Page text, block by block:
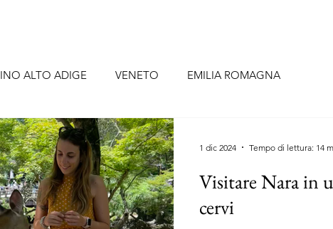
ALTO ADIGE VENETO EMILIA ROMAGNA
ABRUZZO UMBRIA LAZIO
BARCELLONA SIVIGLIA FORMENTERA TENERIFE
Visitare Nara in
cervi
1 dic 2024 Tempo di lettura: 14